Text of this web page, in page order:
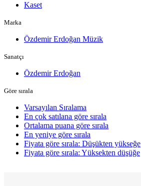
Kaset
Marka
Özdemir Erdoğan Müzik
Sanatçı
Özdemir Erdoğan
Göre sırala
Varsayılan Sıralama
En çok satılana göre sırala
Ortalama puana göre sırala
En yeniye göre sırala
Fiyata göre sırala: Düşükten yükseğe
Fiyata göre sırala: Yüksekten düşüğe